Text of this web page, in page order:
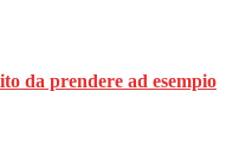
da prendere ad esempio